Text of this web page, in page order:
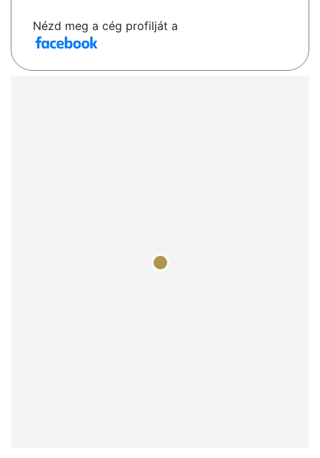
Nézd meg a cég profilját a